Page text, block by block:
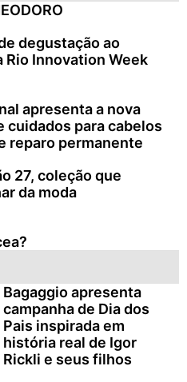
degustação ao
Rio Innovation Week
apresenta a nova
cuidados para cabelos
reparo permanente
27, coleção que
da moda
Bagaggio apresenta
campanha de Dia dos
Pais inspirada em
história real de Igor
Rickli e seus filhos